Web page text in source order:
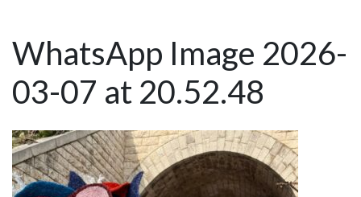
WhatsApp Image 2026-
03-07 at 20.52.48